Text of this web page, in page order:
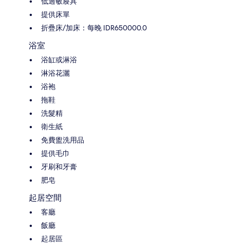
提供床單
折疊床/加床：每晚 IDR650000.0
浴室
浴缸或淋浴
淋浴花灑
浴袍
拖鞋
洗髮精
衛生紙
免費盥洗用品
提供毛巾
牙刷和牙膏
肥皂
起居空間
客廳
飯廳
起居區